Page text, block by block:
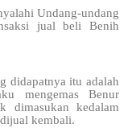
Undang-undang
jual beli Benih
didapatnya itu adalah
mengemas Benur
dimasukan kedalam
kembali.